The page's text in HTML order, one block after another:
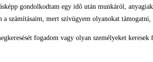
gondolkodtam egy idő után munkáról,
számításaim, mert szívügyem olyanokat támogatni,
fogadom vagy olyan személyeket